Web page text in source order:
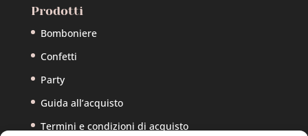
Prodotti
Bomboniere
Confetti
Party
Guida all’acquisto
Termini e condizioni di acquisto